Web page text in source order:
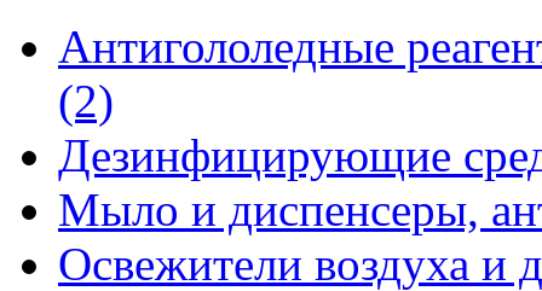
Антигололедные
(2)
Дезинфицирующие
Мыло и диспенсеры,
Освежители воздуха и